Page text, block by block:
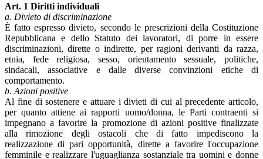
Art. 1 Diritti individuali
a. Divieto di discriminazione
È fatto espresso divieto, secondo le prescrizioni della Costituzione
Repubblicana e dello Statuto dei lavoratori, di porre in essere
discriminazioni, dirette o indirette, per ragioni derivanti da razza,
etnia, fede religiosa, sesso, orientamento sessuale, politiche,
sindacali, associative e dalle diverse convinzioni etiche di
comportamento.
b. Azioni positive
Al fine di sostenere e attuare i divieti di cui al precedente articolo,
per quanto attiene ai rapporti uomo/donna, le Parti contraenti si
impegnano a favorire la promozione di azioni positive finalizzate
alla rimozione degli ostacoli che di fatto impediscono la
realizzazione di pari opportunità, dirette a favorire l'occupazione
femminile e realizzare l'uguaglianza sostanziale tra uomini e donne